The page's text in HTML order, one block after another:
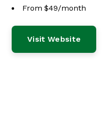
From $49/month
Visit Website